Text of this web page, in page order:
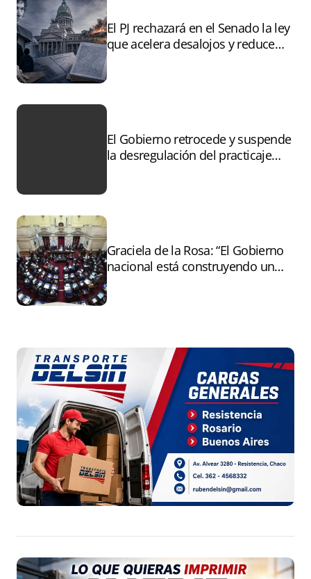
El PJ rechazará en el Senado la ley
que acelera desalojos y reduce
El Gobierno retrocede y suspende
la desregulación del practicaje
Graciela de la Rosa: “El Gobierno
nacional está construyendo un